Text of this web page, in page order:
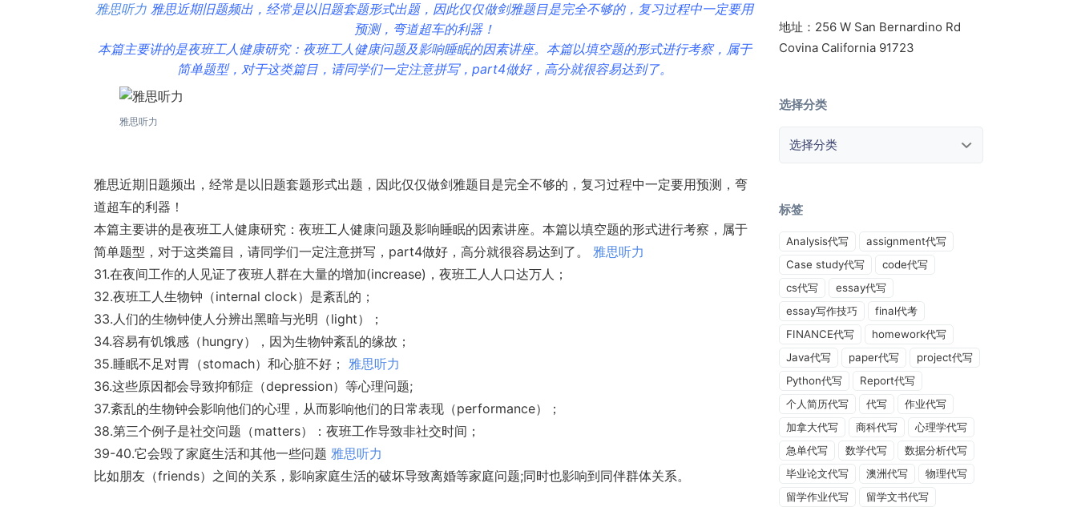
雅思听力 雅思近期旧题频出，经常是以旧题套题形式出题，因此仅仅做剑雅题目是完全不够的，复习过程中一定要用
预测，弯道超车的利器！
本篇主要讲的是夜班工人健康研究：夜班工人健康问题及影响睡眠的因素讲座。本篇以填空题的形式进行考察，属于
简单题型，对于这类篇目，请同学们一定注意拼写，part4做好，高分就很容易达到了。
雅思听力
雅思近期旧题频出，经常是以旧题套题形式出题，因此仅仅做剑雅题目是完全不够的，复习过程中一定要用预测，弯
道超车的利器！
本篇主要讲的是夜班工人健康研究：夜班工人健康问题及影响睡眠的因素讲座。本篇以填空题的形式进行考察，属于
简单题型，对于这类篇目，请同学们一定注意拼写，part4做好，高分就很容易达到了。 雅思听力
31.在夜间工作的人见证了夜班人群在大量的增加(increase)，夜班工人人口达万人；
32.夜班工人生物钟（internal clock）是紊乱的；
33.人们的生物钟使人分辨出黑暗与光明（light）；
34.容易有饥饿感（hungry），因为生物钟紊乱的缘故；
35.睡眠不足对胃（stomach）和心脏不好； 雅思听力
36.这些原因都会导致抑郁症（depression）等心理问题;
37.紊乱的生物钟会影响他们的心理，从而影响他们的日常表现（performance）；
38.第三个例子是社交问题（matters）：夜班工作导致非社交时间；
39-40.它会毁了家庭生活和其他一些问题 雅思听力
比如朋友（friends）之间的关系，影响家庭生活的破坏导致离婚等家庭问题;同时也影响到同伴群体关系。
地址：256 W San Bernardino Rd
Covina California 91723
选择分类
标签
Analysis代写
assignment代写
Case study代写
code代写
cs代写
essay代写
essay写作技巧
final代考
FINANCE代写
homework代写
Java代写
paper代写
project代写
Python代写
Report代写
个人简历代写
代写
作业代写
加拿大代写
商科代写
心理学代写
急单代写
数学代写
数据分析代写
毕业论文代写
澳洲代写
物理代写
留学作业代写
留学文书代写